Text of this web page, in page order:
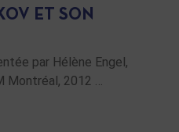
ET SON
par Hélène Engel,
Montréal, 2012 …